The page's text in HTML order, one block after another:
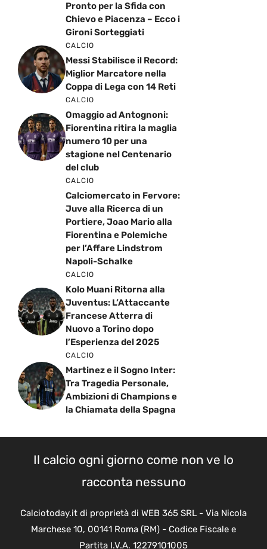
Pronto per la Sfida con
Chievo e Piacenza – Ecco i
Gironi Sorteggiati
CALCIO
Messi Stabilisce il Record:
Miglior Marcatore nella
Coppa di Lega con 14 Reti
CALCIO
Omaggio ad Antognoni:
Fiorentina ritira la maglia
numero 10 per una
stagione nel Centenario
del club
CALCIO
Calciomercato in Fervore:
Juve alla Ricerca di un
Portiere, Joao Mario alla
Fiorentina e Polemiche
per l’Affare Lindstrom
Napoli-Schalke
CALCIO
Kolo Muani Ritorna alla
Juventus: L’Attaccante
Francese Atterra di
Nuovo a Torino dopo
l’Esperienza del 2025
CALCIO
Martinez e il Sogno Inter:
Tra Tragedia Personale,
Ambizioni di Champions e
la Chiamata della Spagna
Il calcio ogni giorno come non ve lo
racconta nessuno
Calciotoday.it di proprietà di WEB 365 SRL - Via Nicola
Marchese 10, 00141 Roma (RM) - Codice Fiscale e
Partita I.V.A. 12279101005